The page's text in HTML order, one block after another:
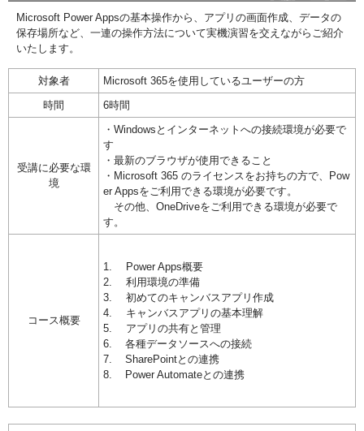
Microsoft Power Appsの基本操作から、アプリの画面作成、データの
保存場所など、一連の操作方法について実機演習を交えながらご紹介
いたします。
対象者 Microsoft 365を使用しているユーザーの方
時間
6時間
受講に必要な環
境
・ Windows とインターネットへの接続環境が必要で
す
・最新のブラウザが使用できること
・Microsoft 365 のライセンスをお持ちの方で、Pow
er Appsをご利用できる環境が必要です。
その他、OneDriveをご利用できる環境が必要で
す。
コース概要
1. Power Apps概要
2. 利用環境の準備
3. 初めてのキャンバスアプリ作成
4. キャンバスアプリの基本理解
5. アプリの共有と管理
6. 各種データソースへの接続
7. SharePointとの連携
8. Power Automateとの連携